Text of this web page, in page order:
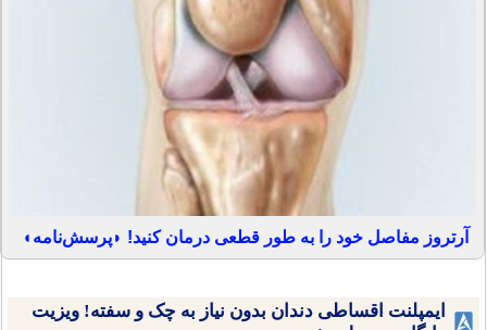
آرتروز مفاصل خود را به طور قطعی درمان کنید! ◗پرسش‌نامه◖
ایمپلنت اقساطی دندان بدون نیاز به چک و سفته! ویزیت